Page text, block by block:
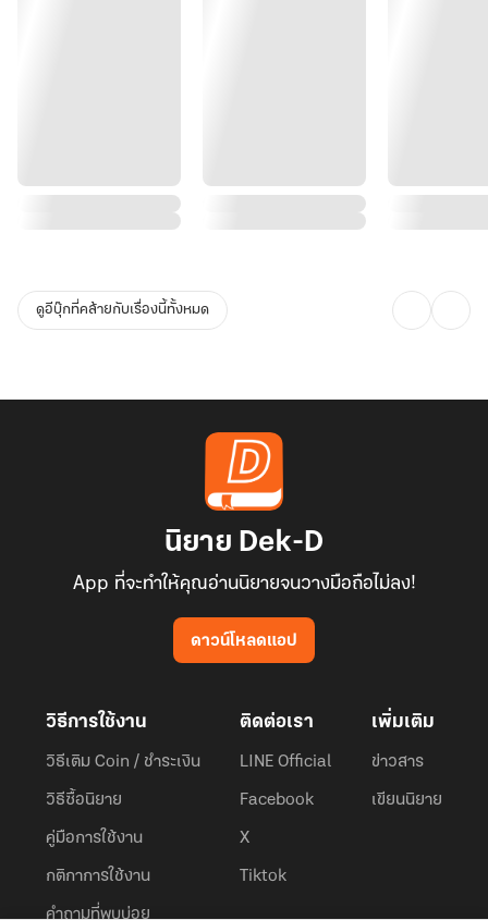
ดูอีบุ๊กที่คล้ายกับเรื่องนี้ทั้งหมด
นิยาย Dek-D
App ที่จะทำให้คุณอ่านนิยายจนวางมือถือไม่ลง!
ดาวน์โหลดแอป
วิธีการใช้งาน
วิธีเติม Coin / ชำระเงิน
วิธีซื้อนิยาย
คู่มือการใช้งาน
กติกาการใช้งาน
คำถามที่พบบ่อย
ติดต่อเรา
LINE Official
Facebook
X
Tiktok
เพิ่มเติม
ข่าวสาร
เขียนนิยาย